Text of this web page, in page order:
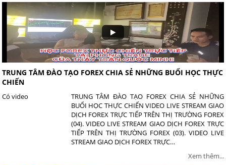
TRUNG TÂM ĐÀO TẠO FOREX CHIA SẺ NHỮNG BUỔI HỌC THỰC
CHIẾN
TRUNG TÂM ĐÀO TẠO FOREX CHIA SẺ NHỮNG
BUỔI HỌC THỰC CHIẾN VIDEO LIVE STREAM GIAO
DỊCH FOREX TRỰC TIẾP TRÊN THỊ TRƯỜNG FOREX
(04). VIDEO LIVE STREAM GIAO DỊCH FOREX TRỰC
TIẾP TRÊN THỊ TRƯỜNG FOREX (03). VIDEO LIVE
STREAM GIAO DỊCH FOREX TRỰC…
Có video
Xem thêm...